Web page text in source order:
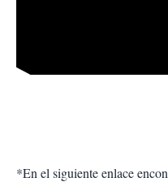
*En el siguiente enlace